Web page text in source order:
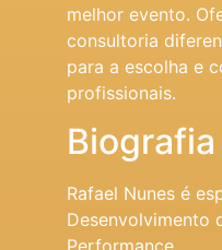
melhor evento.
consultoria
para a escolha e
profissionais.
Biografia
Rafael Nunes é
Desenvolvimento
Performance.